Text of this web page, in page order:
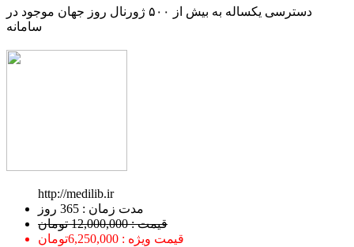
دسترسی یکساله به بیش از ۵۰۰ ژورنال روز جهان موجود در
سامانه
http://medilib.ir
ﻣﺪﺕ ﺯﻣﺎﻥ : 365 ﺭﻭﺯ
قیمت : 12,000,000 تومان
قیمت ویژه : 6,250,000تومان